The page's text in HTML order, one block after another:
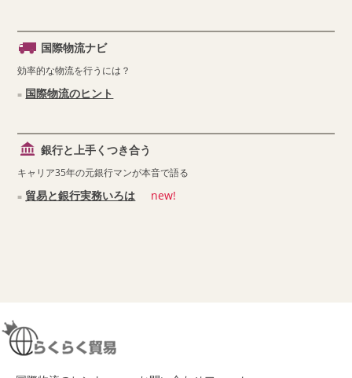
国際物流ナビ
効率的な物流を行うには？
国際物流のヒント
銀行と上手くつき合う
キャリア35年の元銀行マンが本音で語る
貿易と銀行実務いろは new!